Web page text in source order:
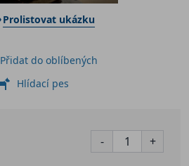
Prolistovat ukázku
- +
Přidat do oblíbených
Hlídací pes